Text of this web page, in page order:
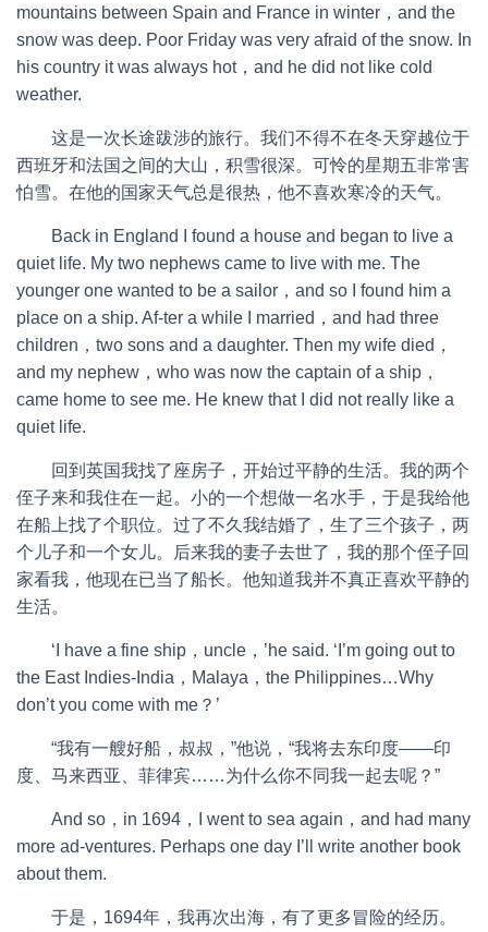
mountains between Spain and France in winter，and the
snow was deep. Poor Friday was very afraid of the snow. In
his country it was always hot，and he did not like cold
weather.
这是一次长途跋涉的旅行。我们不得不在冬天穿越位于
西班牙和法国之间的大山，积雪很深。可怜的星期五非常害
怕雪。在他的国家天气总是很热，他不喜欢寒冷的天气。
Back in England I found a house and began to live a
quiet life. My two nephews came to live with me. The
younger one wanted to be a sailor，and so I found him a
place on a ship. Af-ter a while I married，and had three
children，two sons and a daughter. Then my wife died，
and my nephew，who was now the captain of a ship，
came home to see me. He knew that I did not really like a
quiet life.
回到英国我找了座房子，开始过平静的生活。我的两个
侄子来和我住在一起。小的一个想做一名水手，于是我给他
在船上找了个职位。过了不久我结婚了，生了三个孩子，两
个儿子和一个女儿。后来我的妻子去世了，我的那个侄子回
家看我，他现在已当了船长。他知道我并不真正喜欢平静的
生活。
‘I have a fine ship，uncle，’he said. ‘I’m going out to
the East Indies-India，Malaya，the Philippines…Why
don’t you come with me？’
“我有一艘好船，叔叔，”他说，“我将去东印度——印
度、马来西亚、菲律宾……为什么你不同我一起去呢？”
And so，in 1694，I went to sea again，and had many
more ad-ventures. Perhaps one day I’ll write another book
about them.
于是，1694年，我再次出海，有了更多冒险的经历。